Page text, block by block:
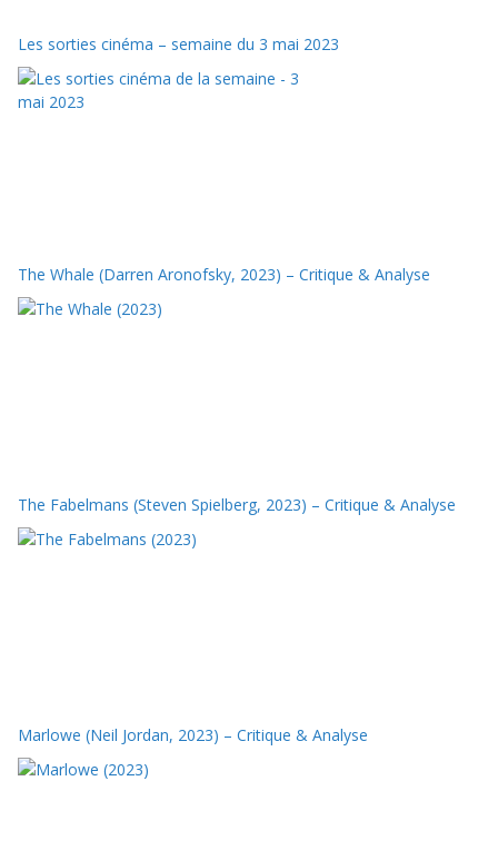
Les sorties cinéma – semaine du 3 mai 2023
The Whale (Darren Aronofsky, 2023) – Critique & Analyse
The Fabelmans (Steven Spielberg, 2023) – Critique & Analyse
Marlowe (Neil Jordan, 2023) – Critique & Analyse